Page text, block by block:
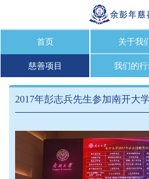
首页 关于我
慈善项目 我们的行
2017年彭志兵先生参加南开大